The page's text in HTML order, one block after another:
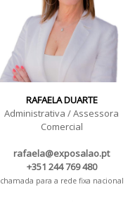
RAFAELA DUARTE
Administrativa / Assessora
Comercial
rafaela@exposalao.pt
+351 244 769 480
chamada para a rede fixa nacional